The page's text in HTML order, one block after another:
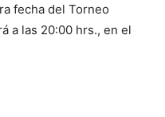
fecha del Torneo
a las 20:00 hrs., en el